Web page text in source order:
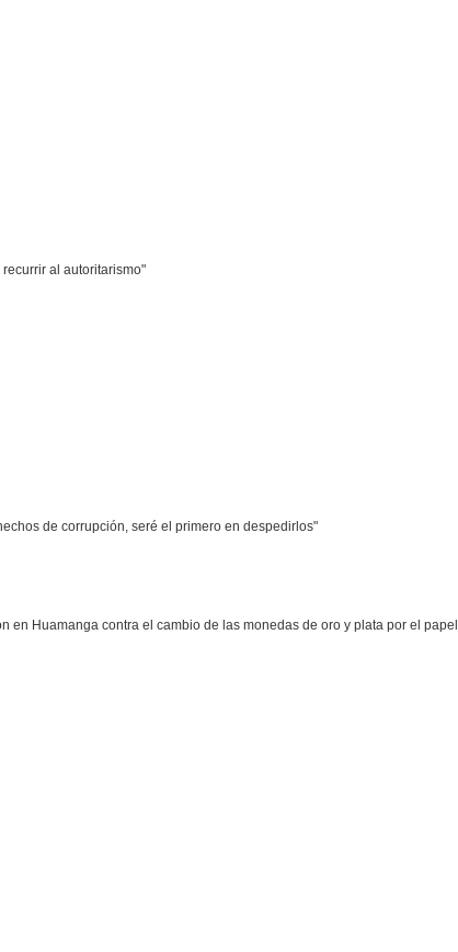
al autoritarismo"
de corrupción, seré el primero en despedirlos"
en Huamanga contra el cambio de las monedas de oro y plata por el papel